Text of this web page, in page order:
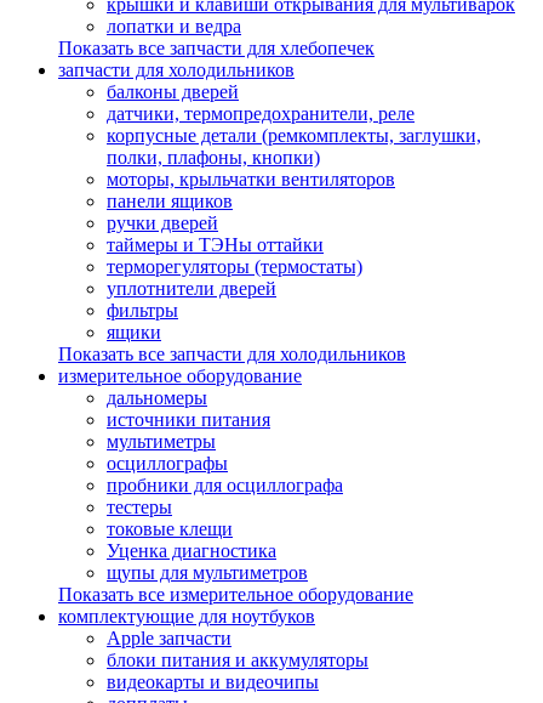
крышки и клавиши открывания для мультиварок
лопатки и ведра
Показать все запчасти для хлебопечек
запчасти для холодильников
балконы дверей
датчики, термопредохранители, реле
корпусные детали (ремкомплекты, заглушки,
полки, плафоны, кнопки)
моторы, крыльчатки вентиляторов
панели ящиков
ручки дверей
таймеры и ТЭНы оттайки
терморегуляторы (термостаты)
уплотнители дверей
фильтры
ящики
Показать все запчасти для холодильников
измерительное оборудование
дальномеры
источники питания
мультиметры
осциллографы
пробники для осциллографа
тестеры
токовые клещи
Уценка диагностика
щупы для мультиметров
Показать все измерительное оборудование
комплектующие для ноутбуков
Apple запчасти
блоки питания и аккумуляторы
видеокарты и видеочипы